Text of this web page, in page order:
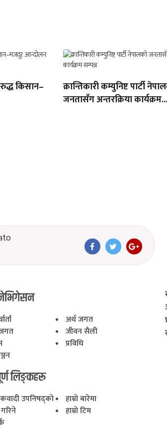
किसान–
क्रान्तिकारी कम्युनिष्ट पार्टी
जनतासँग अन्तरक्रिया कार्यक्रम...
अर्थ जगत
जीवन सैली
प्रविधि
लिङ्कहरू
उपनिषद्काे
हाम्राे बारेमा
हाम्राे टिम